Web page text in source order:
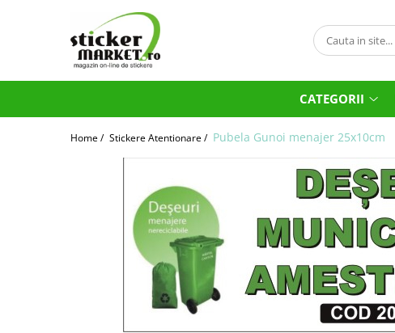
Categorii
Autocolante automate cafea
CATEGORII
Home / Stickere Atentionare / Pubela Gunoi menajer 25x10cm